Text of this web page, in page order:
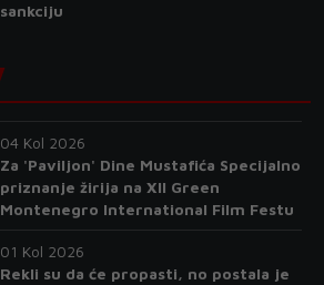
sankciju
04 Kol 2026
Za 'Paviljon' Dine Mustafića Specijalno
priznanje žirija na XII Green
Montenegro International Film Festu
01 Kol 2026
Rekli su da će propasti, no postala je